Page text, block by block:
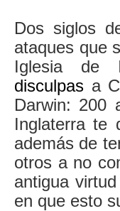
Dos siglos
ataques que
Iglesia de
disculpas a
Darwin: 200
Inglaterra te
además de
otros a no
antigua
en que esto